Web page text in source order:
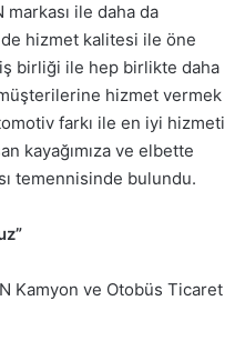
ile daha da
hizmet kalitesi ile öne
iş birliği ile hep birlikte daha
hizmet vermek
farkı ile en iyi hizmeti
kayağımıza ve elbette
temennisinde bulundu.
Kamyon ve Otobüs Ticaret